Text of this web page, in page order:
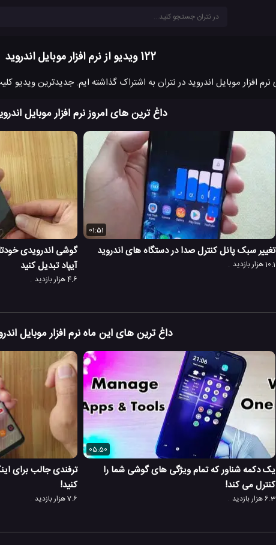
122 ویدیو از نرم افزار موبایل اندروید
داغ ترین های امروز نرم افزار موبایل
01:51
تغییر سبک پانل کنترل صدا در دستگاه های اندروید
10.1 هزار بازدید
گوشی اندرویدی
آیپاد تبدیل کنید
4.6 هزار بازدید
داغ ترین های این ماه نرم افزار موبایل
05:50
یک دکمه شناور که تمام ویژگی های گوشی شما را
کنترل می کند!
6.3 هزار بازدید
ترفندی جالب برای
کنید!
7.6 هزار بازدید